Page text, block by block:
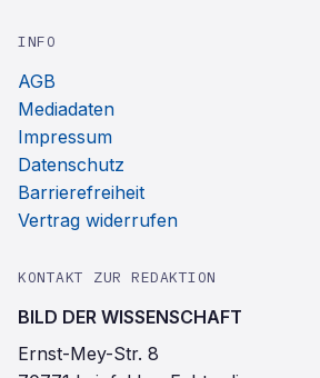
INFO
AGB
Mediadaten
Impressum
Datenschutz
Barrierefreiheit
Vertrag widerrufen
KONTAKT ZUR REDAKTION
BILD DER WISSENSCHAFT
Ernst-Mey-Str. 8